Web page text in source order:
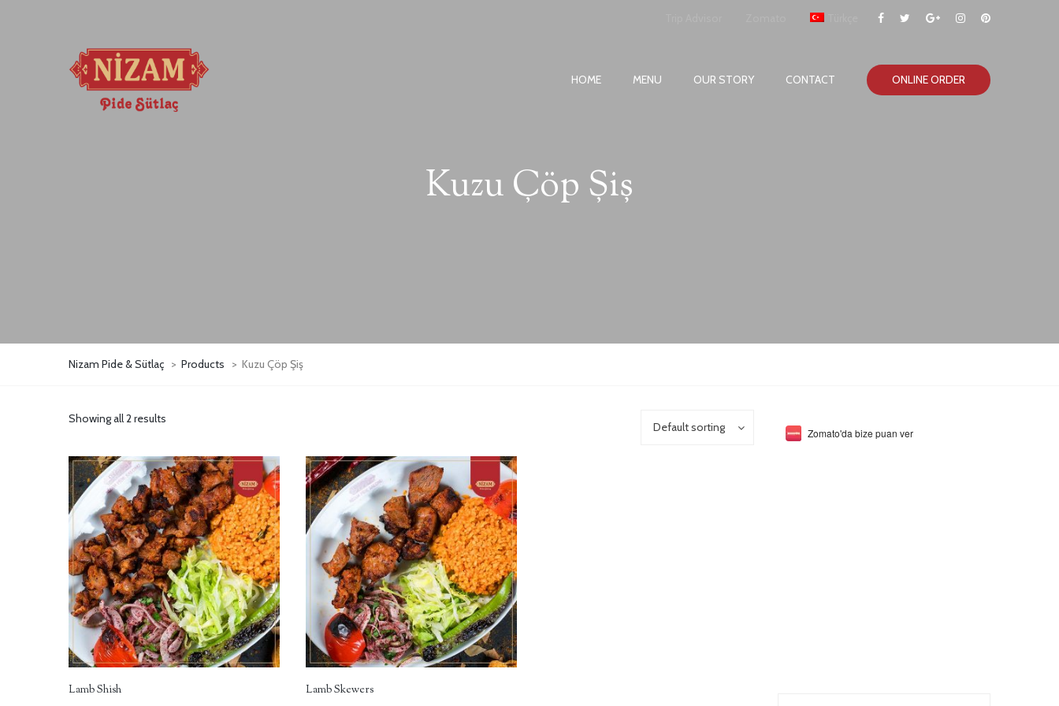
HOME MENU OUR STORY CONTACT ONLINE ORDER
Kuzu Çöp Şiş
Nizam Pide & Sütlaç > Products > Kuzu Çöp Şiş
Showing all 2 results
Default sorting
Lamb Shish Lamb Skewers
Zomato'da bize puan ver